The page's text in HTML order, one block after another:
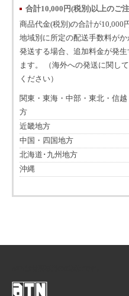
合計10,000円(税別)以上のご
商品代金(税別)の合計が10,000
地域別に所定の配送手数料が
発送する場合、追加料金が発
ます。 （海外への発送に関し
ください）
関東・東海・中部・東北・信
方
近畿地方
中国・四国地方
北海道･九州地方
沖縄